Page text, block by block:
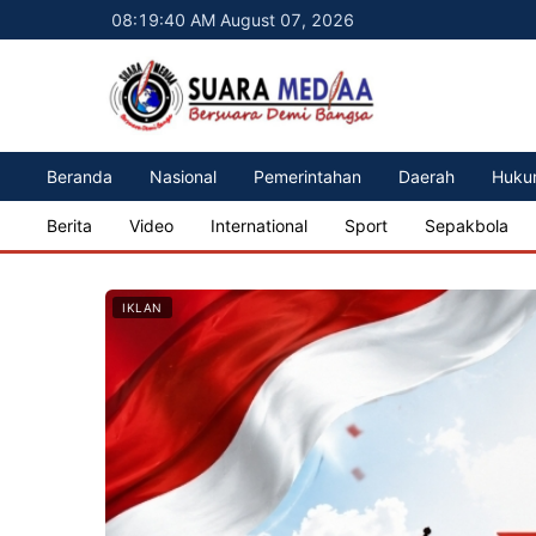
08:19:42 AM August 07, 2026
Beranda Nasional Pemerintahan Daerah
Berita Video International Sport Sepakbola
IKLAN